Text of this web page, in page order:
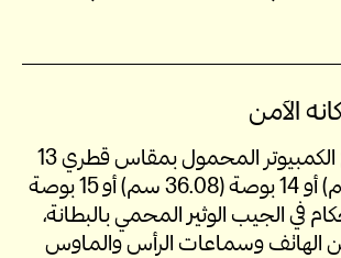
الآمن
استفد من وضع الكمبيوتر المحمول بمقاس قطري 13
بوصة (33.78 سم) أو 14 بوصة (36.08 سم) أو 15 بوصة
في الجيب الوثير المحمي بالبطانة،
الهاتف وسماعات الرأس والماوس